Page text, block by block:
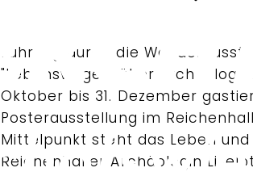
Führung durch die
"Lebenswege früher
Oktober bis 31. Dezember
Posterausstellung im
Mittelpunkt steht das Leben und
Reichenhaller Archäologin